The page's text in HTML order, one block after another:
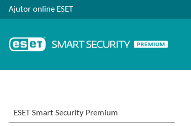
Ajutor online ESET